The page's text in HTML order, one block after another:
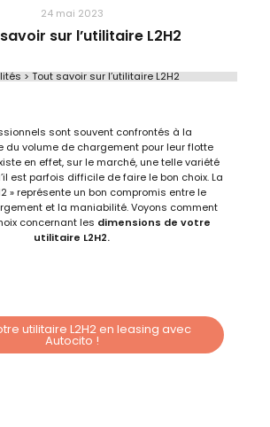
24 mai 2023
sur l’utilitaire L2H2
>Tout savoir sur l’utilitaire L2H2
sont souvent confrontés à la
du volume de chargement pour leur flotte
en effet, sur le marché, une telle variété
est parfois difficile de faire le bon choix. La
» représente un bon compromis entre le
et la maniabilité. Voyons comment
concernant les dimensions de votre
utilitaire L2H2.
utilitaire L2H2 en leasing avec
Autocito !